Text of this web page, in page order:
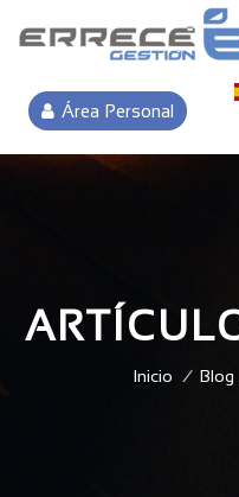
Área Personal
Inicio / Blog